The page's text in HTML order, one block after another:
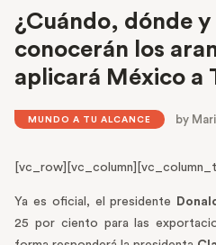
¿Cuándo, dónde y
conocerán los
aplicará México a
MUNDO A TU ALCANCE by
Ya es oficial, el presidente
25 por ciento para las